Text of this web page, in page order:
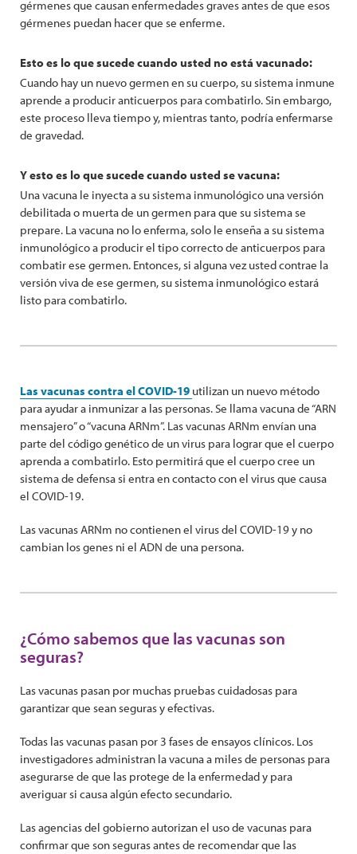
gérmenes que causan enfermedades graves antes de que esos
gérmenes puedan hacer que se enferme.
Esto es lo que sucede cuando usted no está vacunado:
Cuando hay un nuevo germen en su cuerpo, su sistema inmune
aprende a producir anticuerpos para combatirlo. Sin embargo,
este proceso lleva tiempo y, mientras tanto, podría enfermarse
de gravedad.
Y esto es lo que sucede cuando usted se vacuna:
Una vacuna le inyecta a su sistema inmunológico una versión
debilitada o muerta de un germen para que su sistema se
prepare. La vacuna no lo enferma, solo le enseña a su sistema
inmunológico a producir el tipo correcto de anticuerpos para
combatir ese germen. Entonces, si alguna vez usted contrae la
versión viva de ese germen, su sistema inmunológico estará
listo para combatirlo.
Las vacunas contra el COVID-19 utilizan un nuevo método
para ayudar a inmunizar a las personas. Se llama vacuna de “ARN
mensajero” o “vacuna ARNm”. Las vacunas ARNm envían una
parte del código genético de un virus para lograr que el cuerpo
aprenda a combatirlo. Esto permitirá que el cuerpo cree un
sistema de defensa si entra en contacto con el virus que causa
el COVID-19.
Las vacunas ARNm no contienen el virus del COVID-19 y no
cambian los genes ni el ADN de una persona.
¿Cómo sabemos que las vacunas son
seguras?
Las vacunas pasan por muchas pruebas cuidadosas para
garantizar que sean seguras y efectivas.
Todas las vacunas pasan por 3 fases de ensayos clínicos. Los
investigadores administran la vacuna a miles de personas para
asegurarse de que las protege de la enfermedad y para
averiguar si causa algún efecto secundario.
Las agencias del gobierno autorizan el uso de vacunas para
confirmar que son seguras antes de recomendar que las